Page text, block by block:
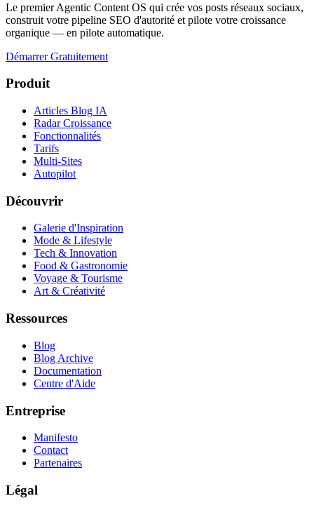
Le premier Agentic Content OS qui crée vos posts réseaux sociaux,
construit votre pipeline SEO d'autorité et pilote votre croissance
organique — en pilote automatique.
Démarrer Gratuitement
Produit
Articles Blog IA
Radar Croissance
Fonctionnalités
Tarifs
Multi-Sites
Autopilot
Découvrir
Galerie d'Inspiration
Mode & Lifestyle
Tech & Innovation
Food & Gastronomie
Voyage & Tourisme
Art & Créativité
Ressources
Blog
Blog Archive
Documentation
Centre d'Aide
Entreprise
Manifesto
Contact
Partenaires
Légal